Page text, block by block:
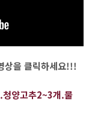
상을 클릭하세요!!!
양고추2~3개.물